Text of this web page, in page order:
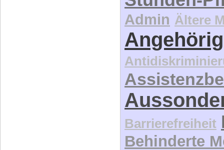
24-
Stunden-
Admin Ältere